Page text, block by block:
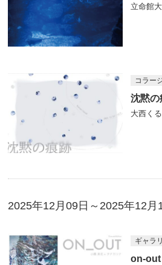
立命館
コラー
沈黙の
大西く
2025年12月09日～2025年12月
ギャラ
on-out